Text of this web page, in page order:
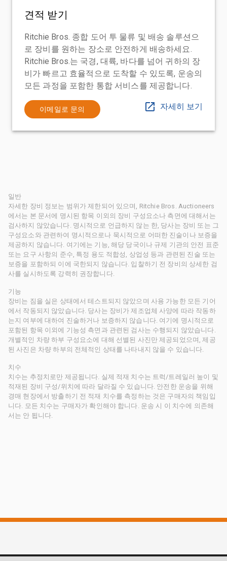
견적 받기
Ritchie Bros. 종합 도어 투 물류 및 배송 솔루션으
로 장비를 원하는 장소로 안전하게 배송하세요.
Ritchie Bros.는 국경, 대륙, 바다를 넘어 귀하의 장
비가 빠르고 효율적으로 도착할 수 있도록, 운송의
모든 과정을 포함한 통합 서비스를 제공합니다.
이메일로 문의 자세히 보기
일반
자세한 장비 정보는 범위가 제한되어 있으며, Ritchie Bros. Auctioneers
에서는 본 문서에 명시된 항목 이외의 장비 구성요소나 측면에 대해서는
검사하지 않았습니다. 명시적으로 언급하지 않는 한, 당사는 장비 또는 그
구성요소와 관련하여 명시적으로나 묵시적으로 어떠한 진술이나 보증을
제공하지 않습니다. 여기에는 기능, 해당 당국이나 규제 기관의 안전 표준
또는 요구 사항의 준수, 특정 용도 적합성, 상업성 등과 관련된 진술 또는
보증을 포함하되 이에 국한되지 않습니다. 입찰하기 전 장비의 상세한 검
사를 실시하도록 강력히 권장합니다.
기능
장비는 짐을 실은 상태에서 테스트되지 않았으며 사용 가능한 모든 기어
에서 작동되지 않았습니다. 당사는 장비가 제조업체 사양에 따라 작동하
는지 여부에 대하여 진술하거나 보증하지 않습니다. 여기에 명시적으로
포함된 항목 이외에 기능성 측면과 관련된 검사는 수행되지 않았습니다.
개별적인 차량 하부 구성요소에 대해 선별된 사진만 제공되었으며, 제공
된 사진은 차량 하부의 전체적인 상태를 나타내지 않을 수 있습니다.
치수
치수는 추정치로만 제공됩니다. 실제 적재 치수는 트럭/트레일러 높이 및
적재된 장비 구성/위치에 따라 달라질 수 있습니다. 안전한 운송을 위해
경매 현장에서 방출하기 전 적재 치수를 측정하는 것은 구매자의 책임입
니다. 모든 치수는 구매자가 확인해야 합니다. 운송 시 이 치수에 의존해
서는 안 됩니다.